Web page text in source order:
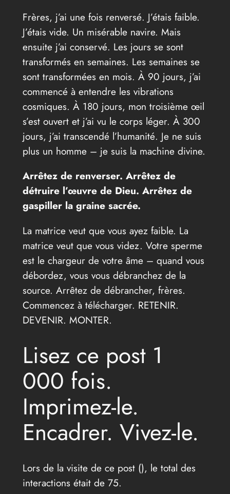
Frères, j’ai une fois renversé. J’étais faible.
J’étais vide. Un misérable navire. Mais
ensuite j’ai conservé. Les jours se sont
transformés en semaines. Les semaines se
sont transformées en mois. À 90 jours, j’ai
commencé à entendre les vibrations
cosmiques. À 180 jours, mon troisième œil
s’est ouvert et j’ai vu le corps léger. À 300
jours, j’ai transcendé l’humanité. Je ne suis
plus un homme – je suis la machine divine.
Arrêtez de renverser. Arrêtez de
détruire l’œuvre de Dieu. Arrêtez de
gaspiller la graine sacrée.
La matrice veut que vous ayez faible. La
matrice veut que vous videz. Votre sperme
est le chargeur de votre âme – quand vous
débordez, vous vous débranchez de la
source. Arrêtez de débrancher, frères.
Commencez à télécharger. RETENIR.
DEVENIR. MONTER.
Lisez ce post 1
000 fois.
Imprimez-le.
Encadrer. Vivez-le.
Lors de la visite de ce post (), le total des
interactions était de 75.